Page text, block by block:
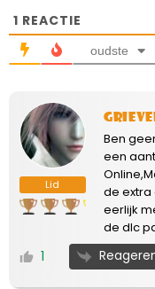
1 REACTIE
oudste
Lid
Ben
een
de extra
eerlijk
de dlc
1